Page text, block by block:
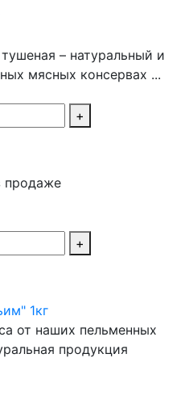
– натуральный и
мясных консервах ...
+
продаже
+
1кг
от наших пельменных
продукция